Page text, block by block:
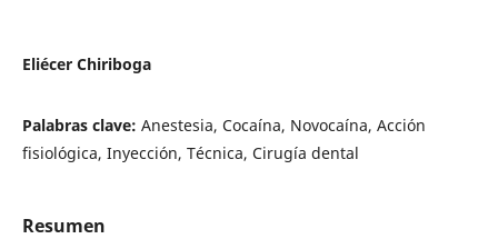
Eliécer Chiriboga
Palabras clave: Anestesia, Cocaína, Novocaína, Acción
fisiológica, Inyección, Técnica, Cirugía dental
Resumen